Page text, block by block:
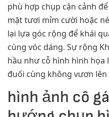
phù hợp chụp cận cảnh
mặt tươi mỉm cười hoặc
lại lựa góc rộng để khái
cùng vóc dáng. Sự rộng
hầu như cỗ hình hình
đuối cùng không vươn
hình ảnh cô